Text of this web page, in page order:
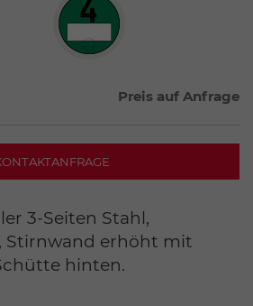
Preis auf Anfrage
3-Seiten Stahl,
Stirnwand erhöht mit
hinten.